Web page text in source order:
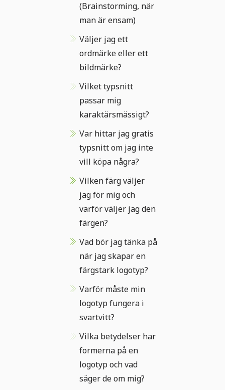
(Brainstorming, när
man är ensam)
Väljer jag ett
ordmärke eller ett
bildmärke?
Vilket typsnitt
passar mig
karaktärsmässigt?
Var hittar jag gratis
typsnitt om jag inte
vill köpa några?
Vilken färg väljer
jag för mig och
varför väljer jag den
färgen?
Vad bör jag tänka på
när jag skapar en
färgstark logotyp?
Varför måste min
logotyp fungera i
svartvitt?
Vilka betydelser har
formerna på en
logotyp och vad
säger de om mig?